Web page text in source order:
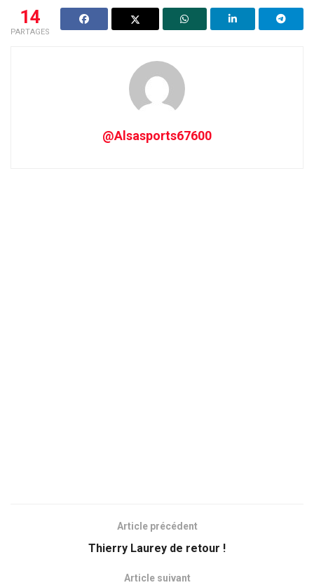
14
PARTAGES
@Alsasports67600
Article précédent
Thierry Laurey de retour !
Article suivant